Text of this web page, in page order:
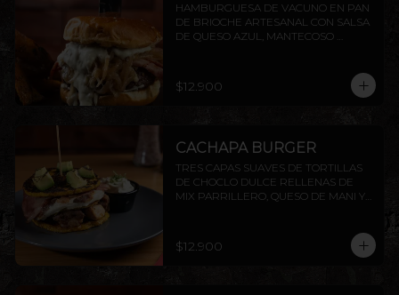
HAMBURGUESA DE VACUNO EN PAN
DE BRIOCHE ARTESANAL CON SALSA
DE QUESO AZUL, MANTECOSO
PAPAS RÚSTICAS.
$12.900
CACHAPA BURGER
TRES CAPAS SUAVES DE TORTILLAS
DE CHOCLO DULCE RELLENAS DE
MIX PARRILLERO, QUESO DE MANI Y
DE SALSA CHIMICHURRI Y NATA
$12.900